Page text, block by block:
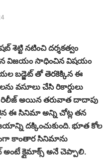
శెట్టి నటించి దర్శకత్వం
విజయం సాధించిన విషయం
బడ్జెట్ తో తెరకెక్కిన ఈ
వసూలు చేసి రికార్డులు
రిలీజ్ అయిన తరువాత దాదాపు
ఈ సినిమా అన్ని చోట్ల తన
దక్కించుకుంది. భూత కోల
కాంతార సినిమాను
క్లైమాక్స్ అనే చెప్పాలి.